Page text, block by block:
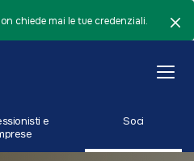
chiede mai le tue credenziali.
e
Soci